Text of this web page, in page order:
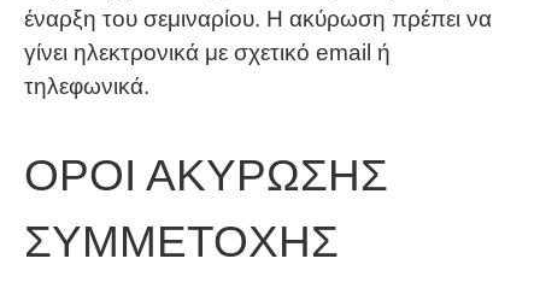
έναρξη του σεμιναρίου. Η ακύρωση πρέπει να
γίνει ηλεκτρονικά με σχετικό email ή
τηλεφωνικά.
ΟΡΟΙ ΑΚΥΡΩΣΗΣ
ΣΥΜΜΕΤΟΧΗΣ